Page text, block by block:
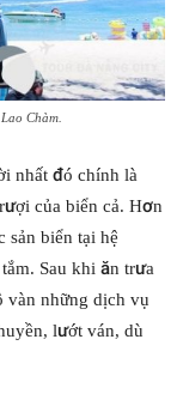
Chàm.
nhất đó chính là
của biển cả. Hơn
sản biển tại hệ
Sau khi ăn trưa
vàn những dịch vụ
lướt ván, dù